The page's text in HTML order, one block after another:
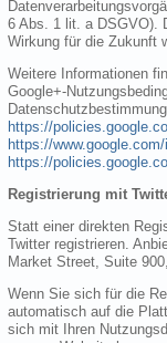
6 Abs. 1 lit. a DSGVO).
Wirkung für die Zukunft
Weitere Informationen
Google+-
https://
https://
https://
Registrierung mit
Statt einer direkten
Twitter registrieren.
Market Street, Suite
Wenn Sie sich für die
automatisch auf die
sich mit Ihren